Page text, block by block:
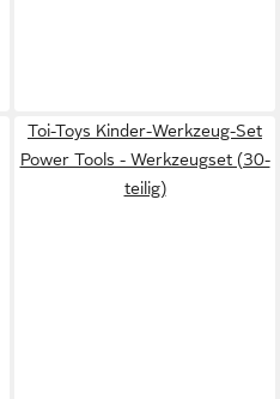
Toi-Toys Kinder-Werkzeug-Set
Power Tools - Werkzeugset (30-
teilig)